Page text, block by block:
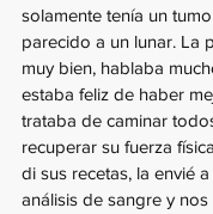
solamente tenía un
parecido a un lunar. La
muy bien, hablaba
estaba feliz de haber
trataba de caminar
recuperar su fuerza
di sus recetas, la envié
análisis de sangre y